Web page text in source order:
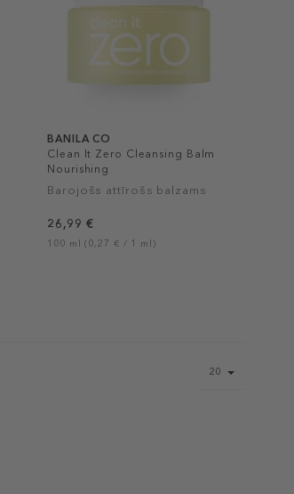
BANILA CO
Clean It Zero Cleansing Balm
Nourishing
Barojošs attīrošs balzams
26,99 €
100 ml (0,27 € / 1 ml)
size
20